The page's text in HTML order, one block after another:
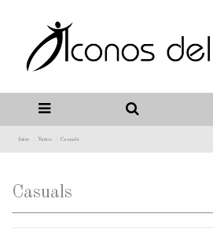
Inicio Varios Casuals
Casuals